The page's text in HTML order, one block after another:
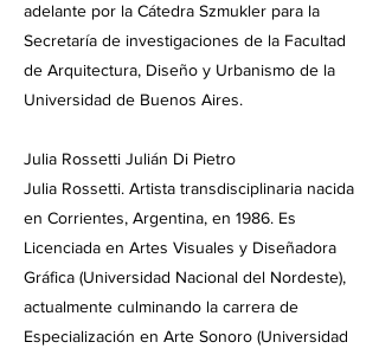
adelante por la Cátedra Szmukler para la
Secretaría de investigaciones de la Facultad
de Arquitectura, Diseño y Urbanismo de la
Universidad de Buenos Aires.
Julia Rossetti Julián Di Pietro
Julia Rossetti. Artista transdisciplinaria nacida
en Corrientes, Argentina, en 1986. Es
Licenciada en Artes Visuales y Diseñadora
Gráfica (Universidad Nacional del Nordeste),
actualmente culminando la carrera de
Especialización en Arte Sonoro (Universidad